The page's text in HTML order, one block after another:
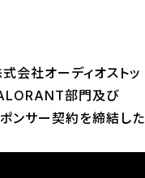
会社オーディオストッ
部門及び
ンサー契約を締結した